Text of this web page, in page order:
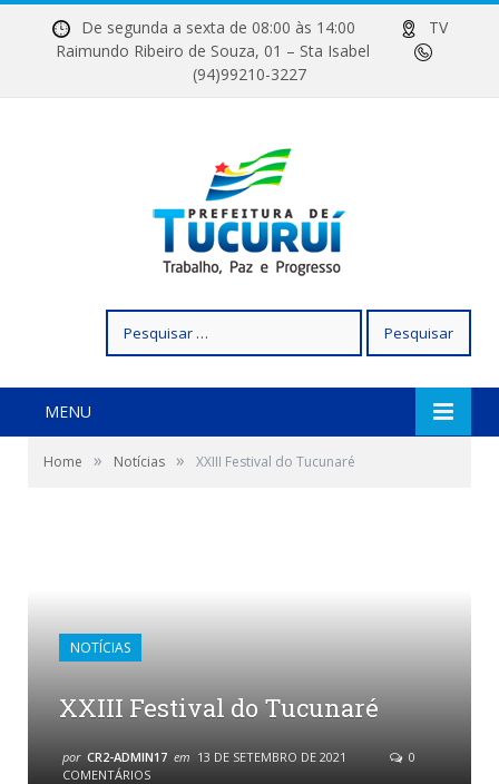
De segunda a sexta de 08:00 às 14:00
TV
Raimundo Ribeiro de Souza, 01 – Sta Isabel
(94)99210-3227
por:
MENU
Home » Notícias » XXIII Festival do Tucunaré
NOTÍCIAS
XXIII Festival do Tucunaré
por CR2-ADMIN17 em 13 DE SETEMBRO DE 2021
0
COMENTÁRIOS